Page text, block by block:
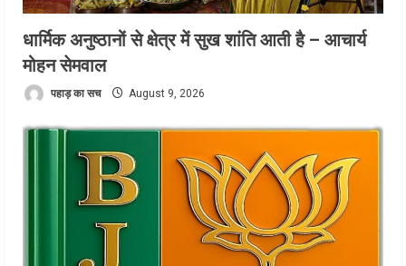
धार्मिक अनुष्ठानों से क्षेत्र में सुख शांति आती है – आचार्य
मोहन सेमवाल
पहाड़ का सच August 9, 2026